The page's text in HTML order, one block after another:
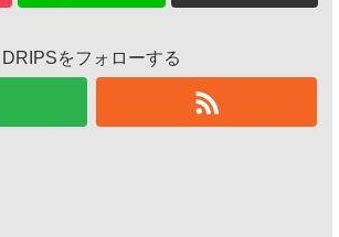
DRIPSをフォローする